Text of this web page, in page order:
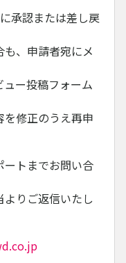
承認または差し戻
も、申請者宛にメ
ュー投稿フォーム
を修正のうえ再申
ートまでお問い合
りご返信いたし